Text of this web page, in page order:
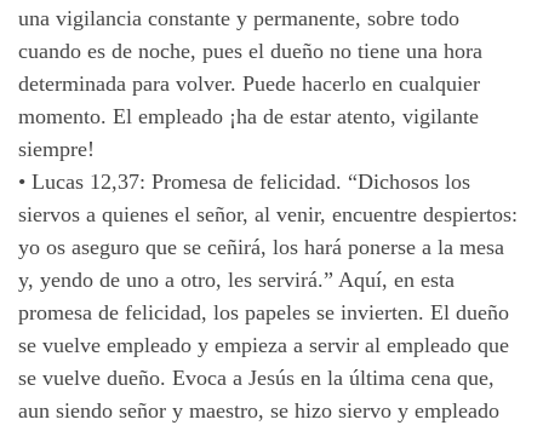
una vigilancia constante y permanente, sobre todo
cuando es de noche, pues el dueño no tiene una hora
determinada para volver. Puede hacerlo en cualquier
momento. El empleado ¡ha de estar atento, vigilante
siempre!
• Lucas 12,37: Promesa de felicidad. “Dichosos los
siervos a quienes el señor, al venir, encuentre despiertos:
yo os aseguro que se ceñirá, los hará ponerse a la mesa
y, yendo de uno a otro, les servirá.” Aquí, en esta
promesa de felicidad, los papeles se invierten. El dueño
se vuelve empleado y empieza a servir al empleado que
se vuelve dueño. Evoca a Jesús en la última cena que,
aun siendo señor y maestro, se hizo siervo y empleado